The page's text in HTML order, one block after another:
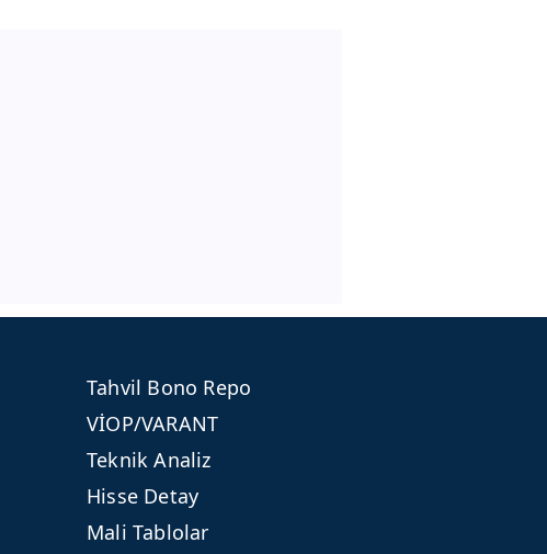
Tahvil Bono Repo
VİOP/VARANT
Teknik Analiz
Hisse Detay
Mali Tablolar